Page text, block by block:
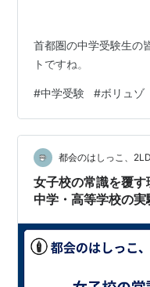
首都圏の中学受験生の
トですね。
#中学受験 #ボリュゾ
都会のはしっこ、
女子校の常識を覆
中学・高等学校の